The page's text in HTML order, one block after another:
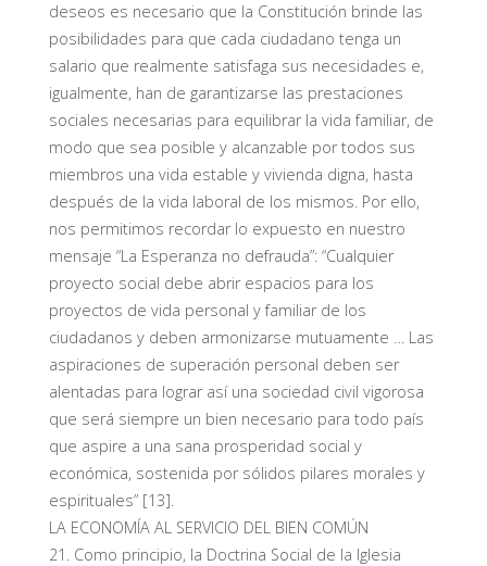
deseos es necesario que la Constitución brinde las
posibilidades para que cada ciudadano tenga un
salario que realmente satisfaga sus necesidades e,
igualmente, han de garantizarse las prestaciones
sociales necesarias para equilibrar la vida familiar, de
modo que sea posible y alcanzable por todos sus
miembros una vida estable y vivienda digna, hasta
después de la vida laboral de los mismos. Por ello,
nos permitimos recordar lo expuesto en nuestro
mensaje “La Esperanza no defrauda”: “Cualquier
proyecto social debe abrir espacios para los
proyectos de vida personal y familiar de los
ciudadanos y deben armonizarse mutuamente … Las
aspiraciones de superación personal deben ser
alentadas para lograr así una sociedad civil vigorosa
que será siempre un bien necesario para todo país
que aspire a una sana prosperidad social y
económica, sostenida por sólidos pilares morales y
espirituales” [13].
LA ECONOMÍA AL SERVICIO DEL BIEN COMÚN
21. Como principio, la Doctrina Social de la Iglesia